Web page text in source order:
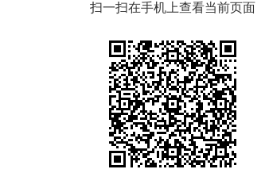
扫一扫在手机上查看当前页面